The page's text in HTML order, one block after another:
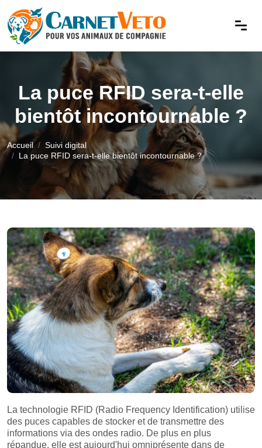
La puce RFID sera-t-elle
bientôt incontournable ?
Accueil
Suivi digital
La puce RFID sera-t-elle bientôt incontournable ?
La technologie RFID (Radio Frequency Identification) utilise
des puces capables de stocker et de transmettre des
informations via des ondes radio. De plus en plus
répandue, elle est aujourd'hui omniprésente dans de